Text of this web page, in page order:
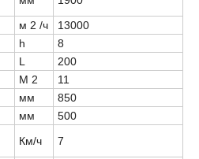
м 2 /ч
13000
h
8
L
200
М 2
11
мм
850
мм
500
Км/ч
7